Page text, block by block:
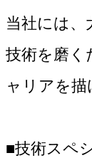
当社には
技術を磨く
ャリアを描
■技術スペ